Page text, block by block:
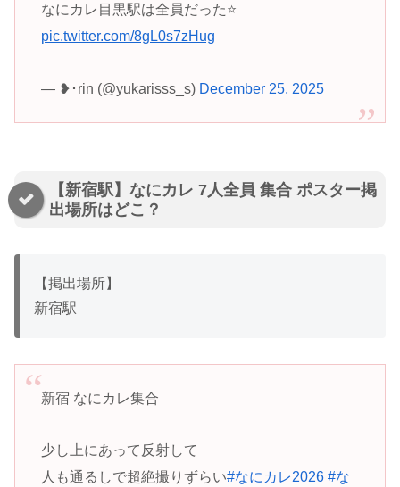
なにカレ目黒駅は全員だった⭐️
pic.twitter.com/8gL0s7zHug
— ❥︎･rin (@yukarisss_s) December 25, 2025
【新宿駅】なにカレ 7人全員 集合 ポスター掲
出場所はどこ？
【掲出場所】
新宿駅
新宿 なにカレ集合
少し上にあって反射して
人も通るしで超絶撮りずらい#なにカレ2026 #な